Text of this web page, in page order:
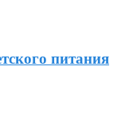
питания